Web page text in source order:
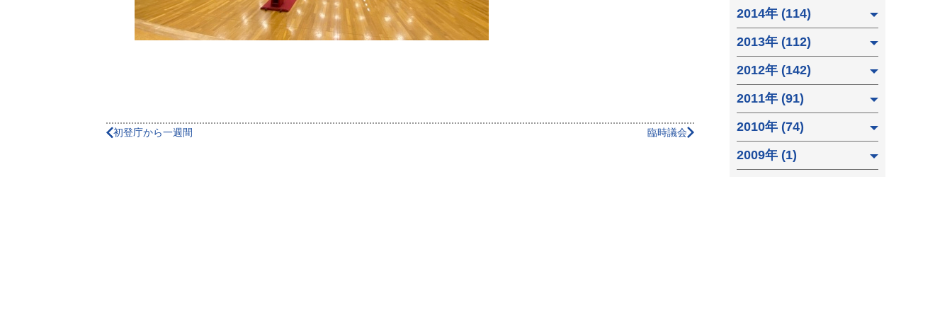
初登庁から一週間 臨時議会
2014年 (114)
2013年 (112)
2012年 (142)
2011年 (91)
2010年 (74)
2009年 (1)